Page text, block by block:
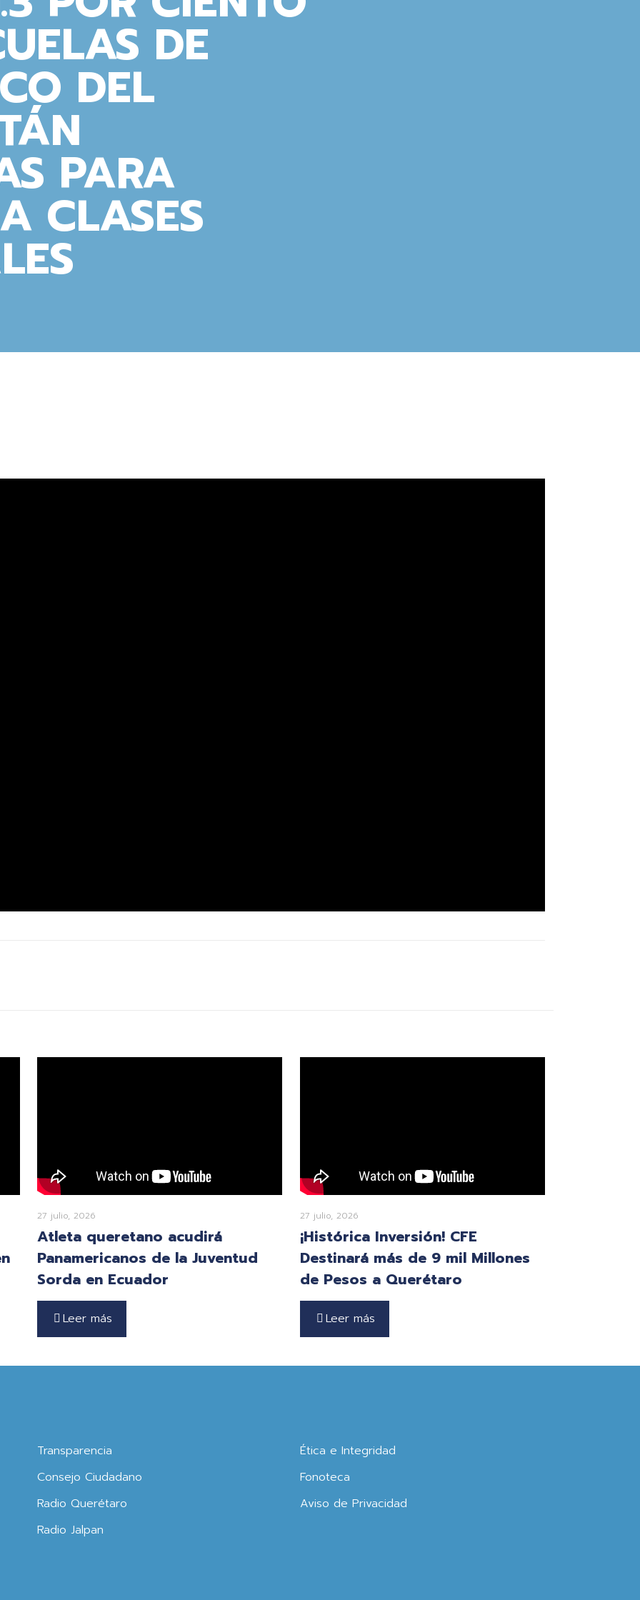
DE
DEL
PARA
CLASES
27 julio, 2026
Atleta queretano acudirá
Panamericanos de la Juventud
Sorda en Ecuador
Leer más
27 julio, 2026
¡Histórica Inversión! CFE
Destinará más de 9 mil Millones
de Pesos a Querétaro
Leer más
Transparencia
Consejo Ciudadano
Radio Querétaro
Radio Jalpan
Ética e Integridad
Fonoteca
Aviso de Privacidad